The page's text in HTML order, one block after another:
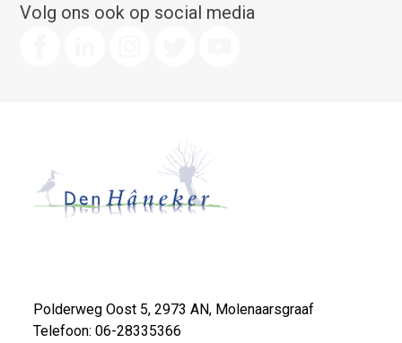
Volg ons ook op social media
Polderweg Oost 5, 2973 AN, Molenaarsgraaf
Telefoon: 06-28335366